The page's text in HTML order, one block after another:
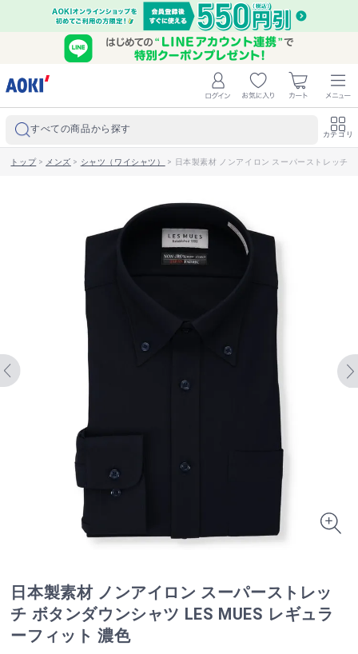
すべての商品から探す カテゴリ
トップ> メンズ > シャツ（ワイシャツ） > 日本製素材 ノンアイロン スーパーストレッチ
日本製素材 ノンアイロン スーパーストレッ
チ ボタンダウンシャツ LES MUES レギュラ
ーフィット 濃色